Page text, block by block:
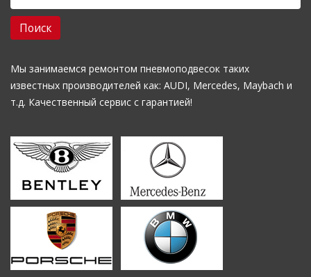
Мы занимаемся ремонтом пневмоподвесок таких
известных производителей как: AUDI, Mercedes, Maybach и
т.д. Качественный сервис с гарантией!